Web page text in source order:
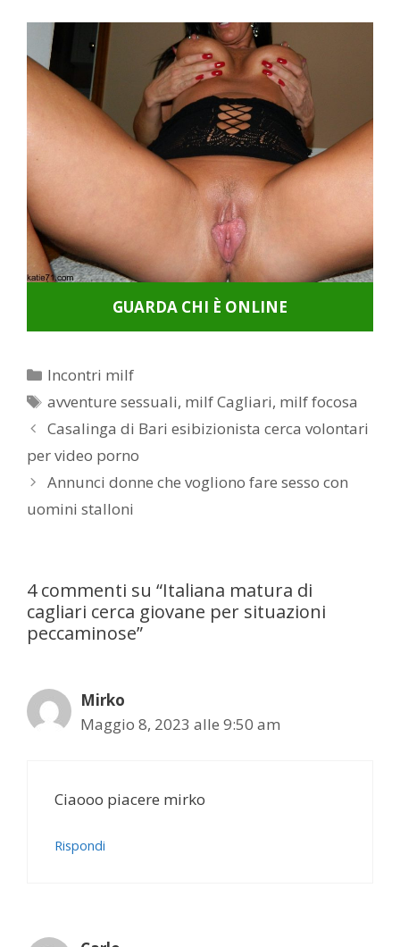
GUARDA CHI È ONLINE
Categorie
Incontri milf
Tag
avventure sessuali, milf Cagliari, milf focosa
Post
navigation
Casalinga di Bari esibizionista cerca volontari
per video porno
Annunci donne che vogliono fare sesso con
uomini stalloni
4 commenti su “Italiana matura di
cagliari cerca giovane per situazioni
peccaminose”
Mirko
Maggio 8, 2023 alle 9:50 am
Ciaooo piacere mirko
Rispondi